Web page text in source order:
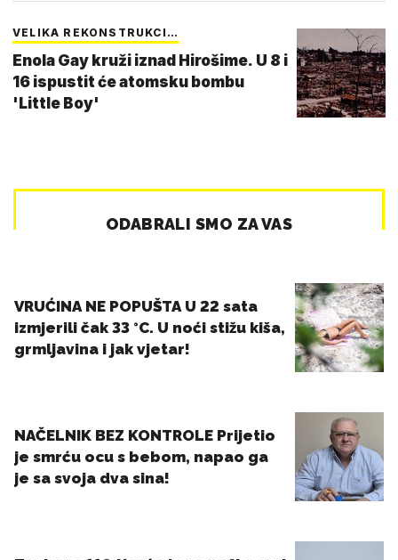
VELIKA REKONSTRUKCI…
Enola Gay kruži iznad Hirošime. U 8 i
16 ispustit će atomsku bombu
'Little Boy'